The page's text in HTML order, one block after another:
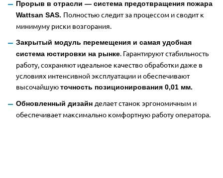
Прорыв в отрасли — система предотвращения пожара
Wattsan SAS. Полностью следит за процессом и сводит к
минимуму риски возгорания.
Закрытый модуль перемещения и самая удобная
система юстировки на рынке. Гарантируют стабильность
работу, сохраняют идеальное качество обработки даже в
условиях интенсивной эксплуатации и обеспечивают
высочайшуюточность позиционирования 0,01 мм.
Обновленный дизайн делает станок эргономичным и
обеспечивает максимально комфортную работу оператора.